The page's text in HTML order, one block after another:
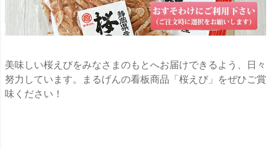
美味しい桜えびをみなさまのもとへお届けできるよう、日々
努力しています。まるげんの看板商品「桜えび」をぜひご賞
味ください！